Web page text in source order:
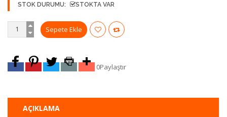
STOK DURUMU:
STOKTA VAR
0Paylaştır
AÇIKLAMA